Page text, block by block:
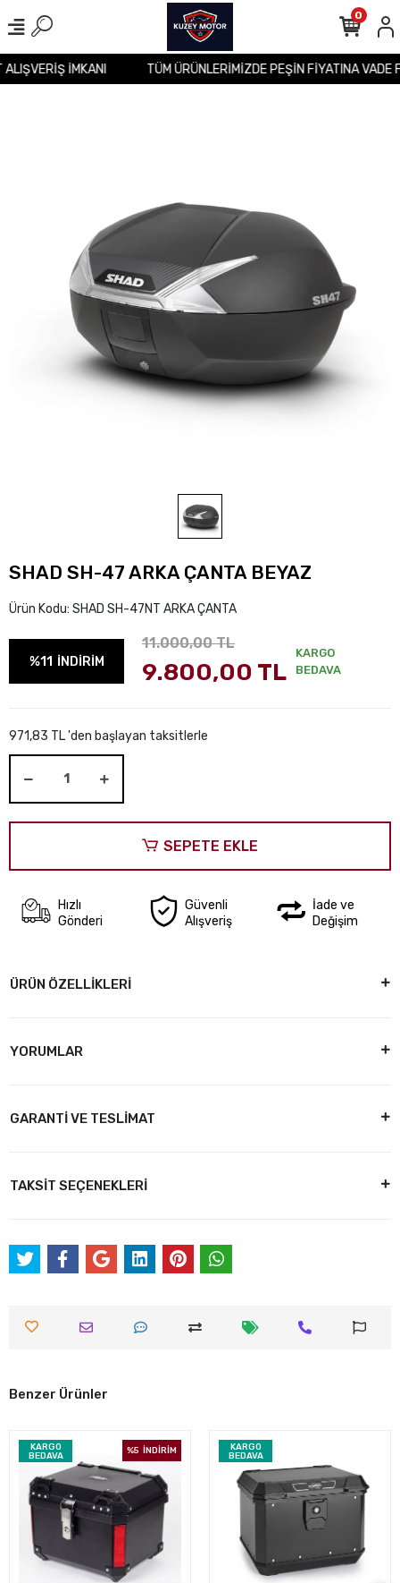
ALIŞVERİŞ İMKANI TÜM ÜRÜNLERİMİZDE PEŞİN FİYATINA
0
SHAD SH-47 ARKA ÇANTA BEYAZ
Ürün Kodu: SHAD SH-47NT ARKA ÇANTA
%11 İNDİRİM
11.000,00 TL
9.800,00 TL
KARGO
BEDAVA
971,83 TL 'den başlayan taksitlerle
SEPETE EKLE
Hızlı
Gönderi
Güvenli
Alışveriş
İade ve
Değişim
ÜRÜN ÖZELLİKLERİ
YORUMLAR
GARANTİ VE TESLİMAT
TAKSİT SEÇENEKLERİ
Benzer Ürünler
KARGO
BEDAVA
%5 İNDİRİM
KARGO
BEDAVA